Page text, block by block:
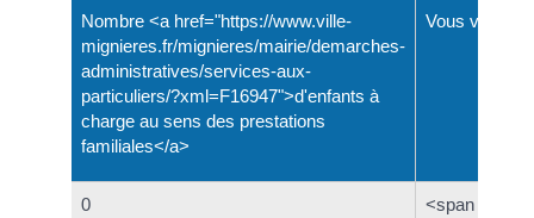
Nombre <a href="https://www.ville-
mignieres.fr/mignieres/mairie/demarches-
administratives/services-aux-
particuliers/?xml=F16947">d'enfants à
charge au sens des prestations
familiales</a>
Vous vivez
0
<span